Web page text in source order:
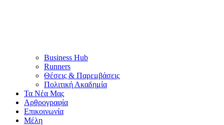
Business Hub
Runners
Θέσεις & Παρεμβάσεις
Πολιτική Ακαδημία
Τα Νέα Μας
Αρθρογραφία
Επικοινωνία
Μέλη